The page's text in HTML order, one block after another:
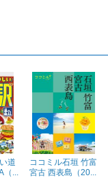
道
（...
ココミル石垣 竹富
宮古 西表島（20...